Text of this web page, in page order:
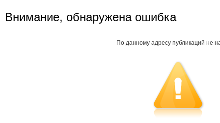
Внимание, обнаружена ошибка
По данному адресу публикаций не